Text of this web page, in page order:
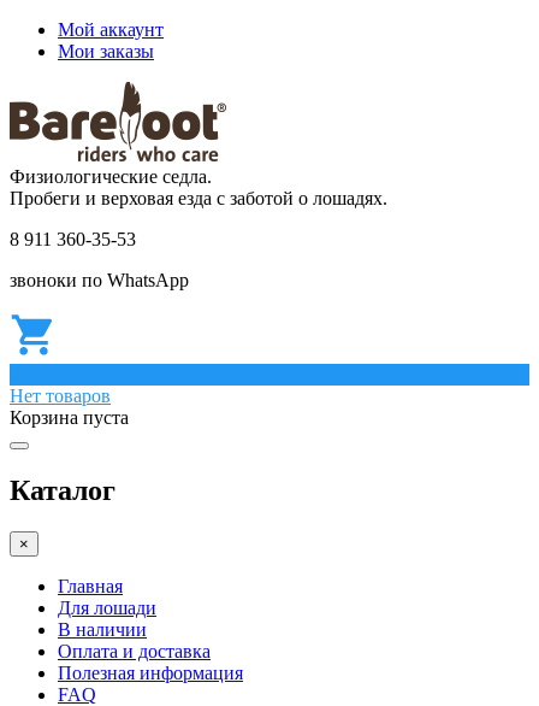
Мой аккаунт
Мои заказы
Физиологические седла.
Пробеги и верховая езда с заботой о лошадях.
8 911 360-35-53
звоноки по WhatsApp
Нет товаров
Корзина пуста
Каталог
×
Главная
Для лошади
В наличии
Оплата и доставка
Полезная информация
FAQ